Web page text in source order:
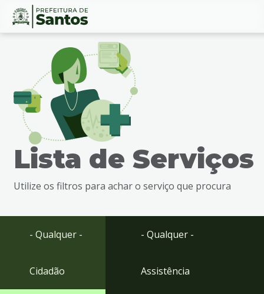
Ir
busca
Ir
Conteúdo
Lista de Serviços
Utilize os filtros para achar o serviço que procura
- Qualquer -
Cidadão
- Qualquer -
Assistência